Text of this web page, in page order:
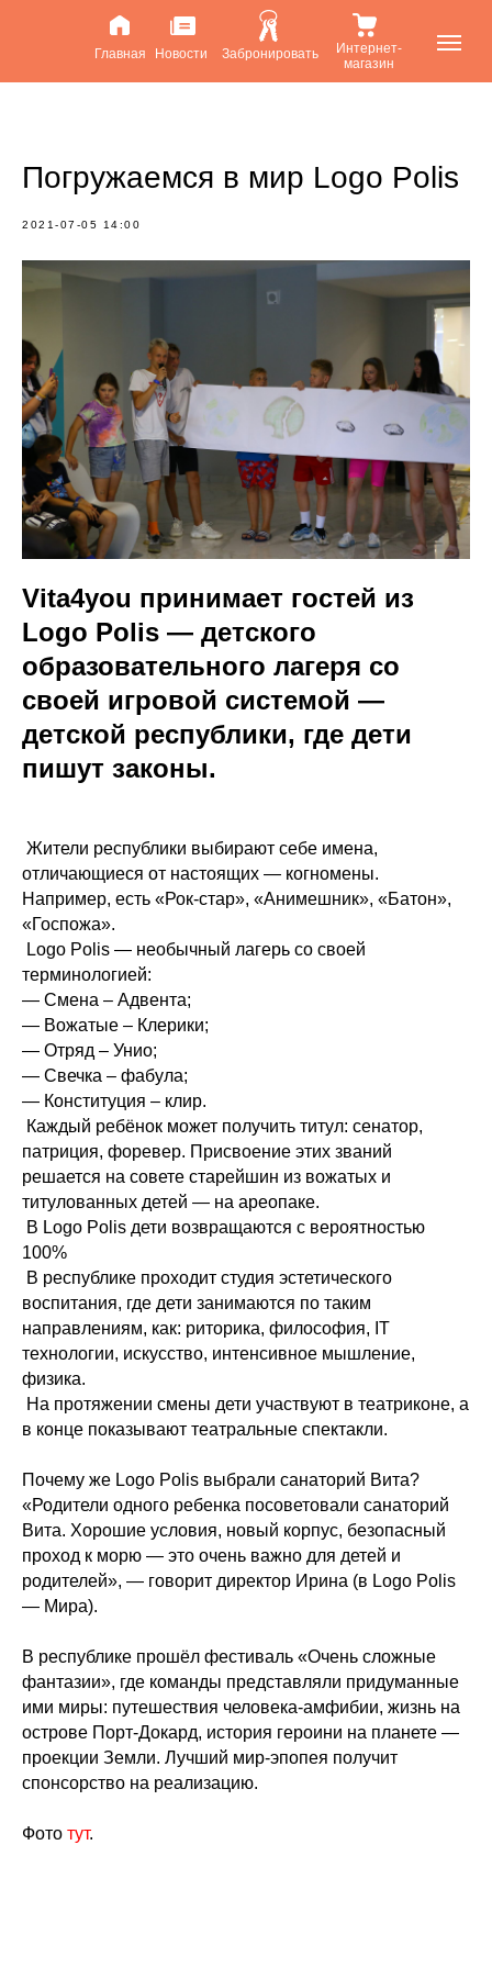
Главная Новости Забронировать
Интернет-
магазин
Погружаемся в мир Logo Polis
2021-07-05 14:00
Vita4you принимает гостей из
Logo Polis — детского
образовательного лагеря со
своей игровой системой —
детской республики, где дети
пишут законы.
Жители республики выбирают себе имена,
отличающиеся от настоящих — когномены.
Например, есть «Рок-стар», «Анимешник», «Батон»,
«Госпожа».
Logo Polis — необычный лагерь со своей
терминологией:
— Смена – Адвента;
— Вожатые – Клерики;
— Отряд – Унио;
— Свечка – фабула;
— Конституция – клир.
Каждый ребёнок может получить титул: сенатор,
патриция, форевер. Присвоение этих званий
решается на совете старейшин из вожатых и
титулованных детей — на ареопаке.
В Logo Polis дети возвращаются с вероятностью
100%
В республике проходит студия эстетического
воспитания, где дети занимаются по таким
направлениям, как: риторика, философия, IT
технологии, искусство, интенсивное мышление,
физика.
На протяжении смены дети участвуют в театриконе, а
в конце показывают театральные спектакли.
Почему же Logo Polis выбрали санаторий Вита?
«Родители одного ребенка посоветовали санаторий
Вита. Хорошие условия, новый корпус, безопасный
проход к морю — это очень важно для детей и
родителей», — говорит директор Ирина (в Logo Polis
— Мира).
В республике прошёл фестиваль «Очень сложные
фантазии», где команды представляли придуманные
ими миры: путешествия человека-амфибии, жизнь на
острове Порт-Докард, история героини на планете —
проекции Земли. Лучший мир-эпопея получит
спонсорство на реализацию.
Фото тут.